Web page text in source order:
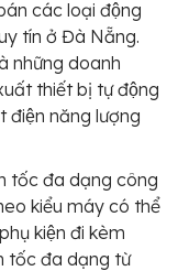
các loại động
tín ở Đà Nẵng.
những doanh
thiết bị tự động
điện năng lượng
tốc đa dạng công
kiểu máy có thể
kiện đi kèm
tốc đa dạng từ